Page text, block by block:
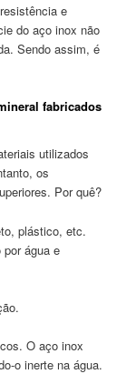
e
do aço inox não
Sendo assim, é
fabricados
utilizados
os
Por quê?
plástico, etc.
água e
O aço inox
o inerte na água.